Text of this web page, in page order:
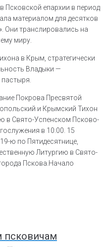
Псковской епархии в период
материалом для десятков
Они транслировались на
миру.
в Крым, стратегически
Владыки —
пастыря.
Покрова Пресвятой
и Крымский Тихон
в Свято-Успенском Псково-
в 10:00. 15
ю по Пятидесятнице,
Литургию в Свято-
Пскова.Начало
псковичам